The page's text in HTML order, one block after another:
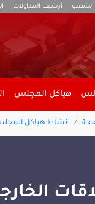
الشعب أرشيف المداولات
هياكل المجلس
نشاط هياكل